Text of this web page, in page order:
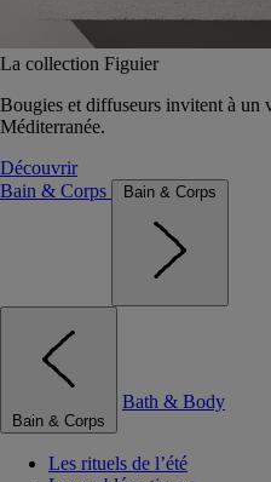
La collection Figuier
Bougies et diffuseurs invitent à un
Méditerranée.
Découvrir
Bain & Corps
Bain & Corps
Bain & Corps
Bath & Body
Les rituels de l’été